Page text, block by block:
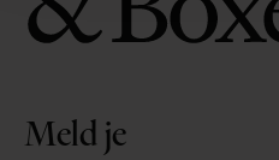
Meld je